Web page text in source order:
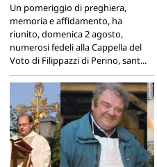
Un pomeriggio di preghiera,
memoria e affidamento, ha
riunito, domenica 2 agosto,
numerosi fedeli alla Cappella del
Voto di Filippazzi di Perino, sant...